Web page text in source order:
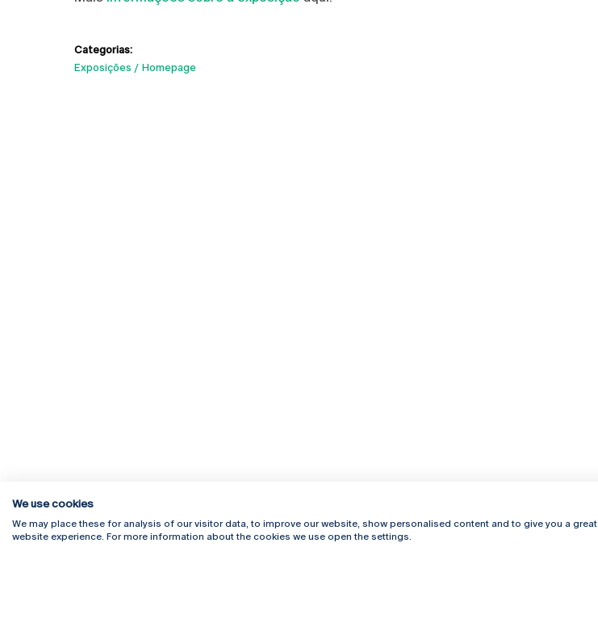
Categorias:
Exposições
Homepage
Rua Diogo Botelho 1327
Campus Online
We use cookies
We may place these for analysis of our visitor data, to improve our website, show personalised content and to give you a great
website experience. For more information about the cookies we use open the settings.